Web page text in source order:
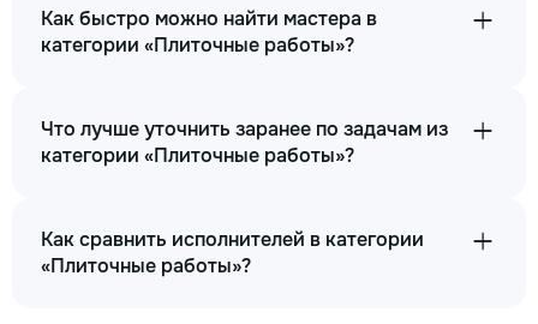
Как быстро можно найти мастера в
категории «Плиточные работы»?
Что лучше уточнить заранее по задачам из
категории «Плиточные работы»?
Как сравнить исполнителей в категории
«Плиточные работы»?